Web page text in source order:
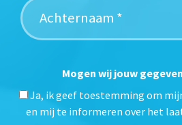
Mogen wij jouw
Ja, ik geef toestemming om
en mij te informeren over het